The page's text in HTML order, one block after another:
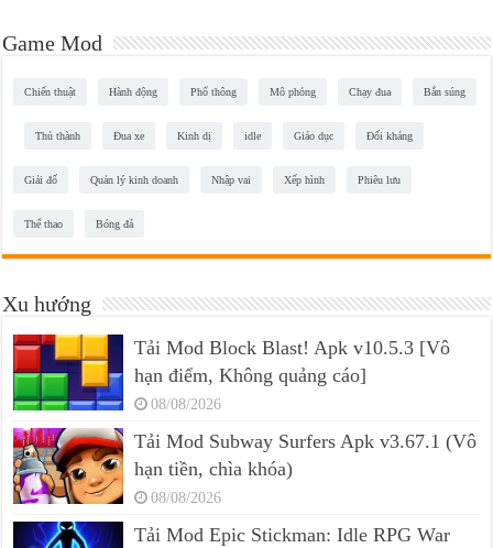
Game Mod
Chiến thuật Hành động Phổ thông Mô phỏng Chạy đua Bắn súng
Thủ thành Đua xe Kinh dị idle Giáo dục Đối kháng
Giải đố Quản lý kinh doanh Nhập vai Xếp hình Phiêu lưu
Thể thao Bóng đá
Xu hướng
Tải Mod Block Blast! Apk v10.5.3 [Vô
hạn điểm, Không quảng cáo]
08/08/2026
Tải Mod Subway Surfers Apk v3.67.1 (Vô
hạn tiền, chìa khóa)
08/08/2026
Tải Mod Epic Stickman: Idle RPG War